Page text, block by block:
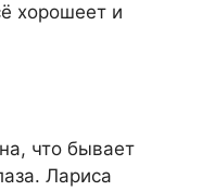
хорошеет и
что бывает
Лариса